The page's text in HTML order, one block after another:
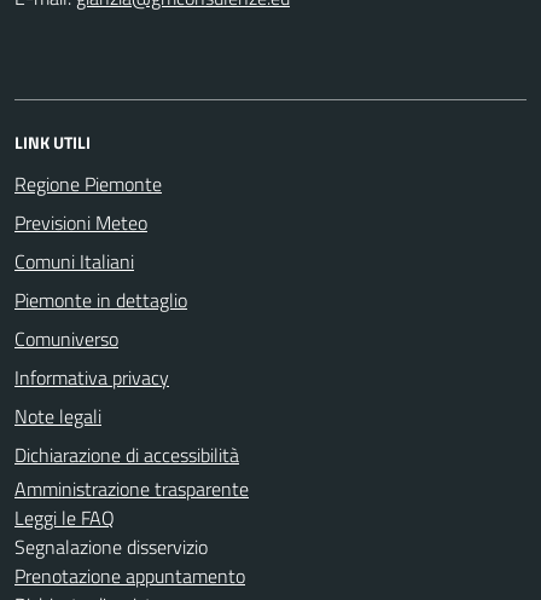
LINK UTILI
Regione Piemonte
Previsioni Meteo
Comuni Italiani
Piemonte in dettaglio
Comuniverso
Informativa privacy
Note legali
Dichiarazione di accessibilità
Amministrazione trasparente
Leggi le FAQ
Segnalazione disservizio
Prenotazione appuntamento